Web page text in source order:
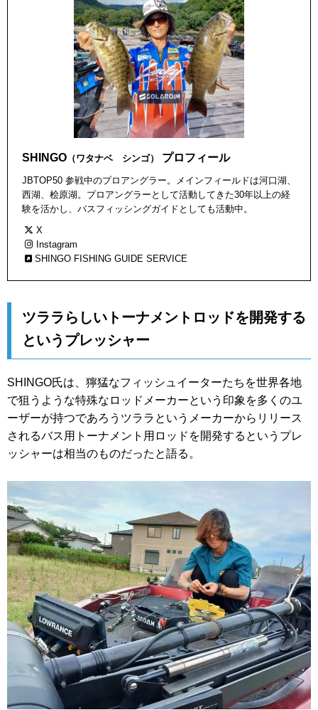
SHINGO （ワタナベ シンゴ） プロフィール
JBTOP50 参戦中のプロアングラー。メインフィールドは河口湖、
西湖、桧原湖。プロアングラーとして活動してきた30年以上の経
験を活かし、バスフィッシングガイドとしても活動中。
X
Instagram
SHINGO FISHING GUIDE SERVICE
ツララらしいトーナメントロッドを開発する
というプレッシャー
SHINGO氏は、獰猛なフィッシュイーターたちを世界各地
で狙うような特殊なロッドメーカーという印象を多くのユ
ーザーが持つであろうツララというメーカーからリリース
されるバス用トーナメント用ロッドを開発するというプレ
ッシャーは相当のものだったと語る。